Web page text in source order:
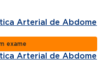
Arterial de Abdome
exame
Arterial de Abdome